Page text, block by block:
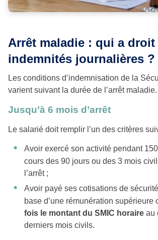
Arrêt maladie : qui a droit
indemnités journalières ?
Les conditions d’indemnisation de la
varient suivant la durée de l’arrêt maladie.
Jusqu’à 6 mois d’arrêt
Le salarié doit remplir l’un des critères
Avoir exercé son activité pendant
cours des 90 jours ou des 3 mois
l’arrêt ;
Avoir payé ses cotisations de
base d’une rémunération supérieure
fois le montant du SMIC horaire au
derniers mois civils.